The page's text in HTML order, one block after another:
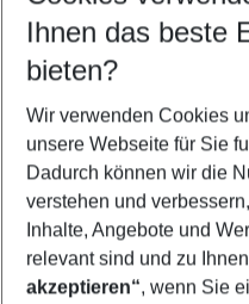
Reisezeitraum wählen
11.08.26– 09.08.27
2 Erwachsene
Mehr
Ihnen das beste
bieten?
Wir verwenden Cookies
unsere Webseite für Sie
Dadurch können wir die
verstehen und
Inhalte, Angebote und
relevant sind und zu
akzeptieren“, wenn Sie